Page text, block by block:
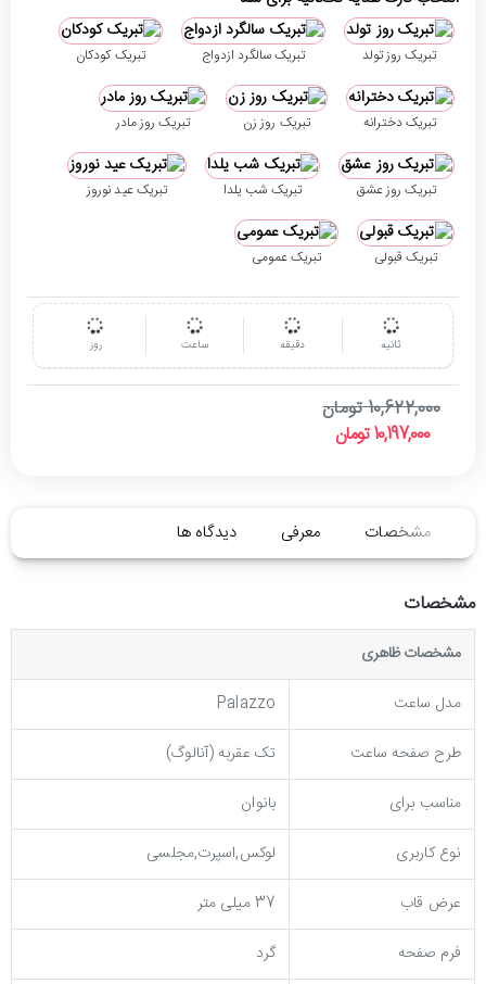
روز ساعت دقیقه ثانیه
10,197,000 تومان
10,622,000 تومان
تبریک روز تولد تبریک سالگرد ازدواج تبریک کودکان
تبریک دخترانه تبریک روز زن تبریک روز مادر
تبریک روز عشق تبریک شب یلدا تبریک عید نوروز
تبریک قبولی تبریک عمومی
مشخصات معرفی دیدگاه ها
مشخصات
مشخصات ظاهری
مدل ساعت
Palazzo
طرح صفحه ساعت
تک عقربه (آنالوگ)
مناسب برای
بانوان
نوع کاربری
لوکس,اسپرت,مجلسی
عرض قاب
37 میلی متر
فرم صفحه
گرد